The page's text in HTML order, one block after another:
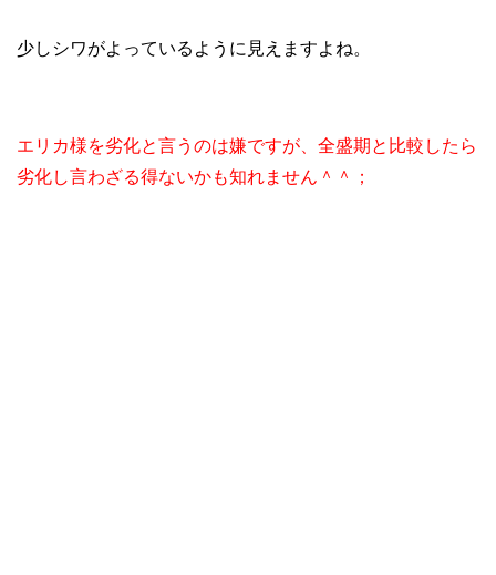
少しシワがよっているように見えますよね。
エリカ様を劣化と言うのは嫌ですが、全盛期と比較したら
劣化し言わざる得ないかも知れません＾＾；